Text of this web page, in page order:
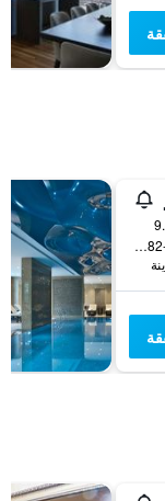
شارع ميمار سنان رقم 80-82 غونسلي, اسطنبول, تركيا